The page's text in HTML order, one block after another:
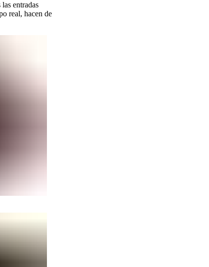
entradas
real, hacen de